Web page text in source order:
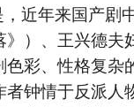
近年来国产剧
）、王兴德夫
色彩、性格复
钟情于反派人